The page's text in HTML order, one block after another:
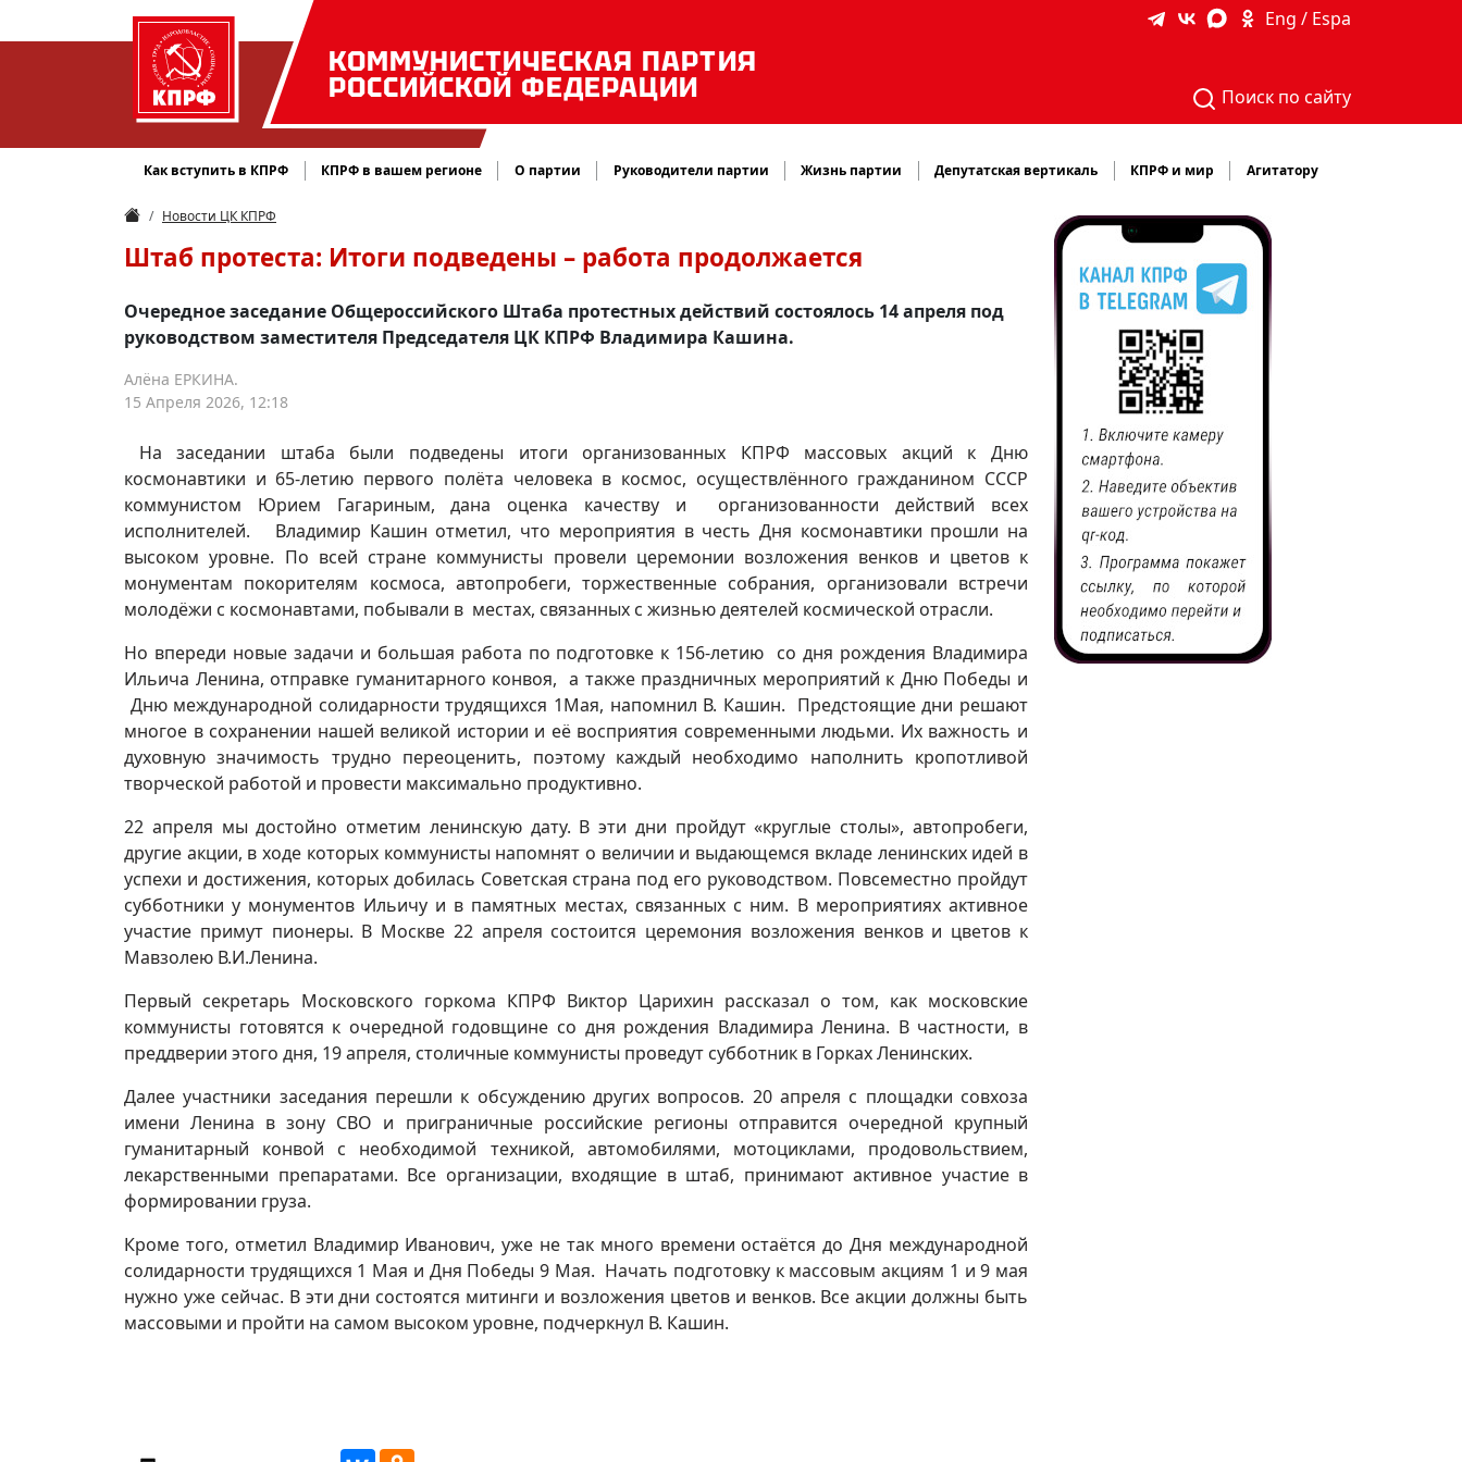
КОММУНИСТИЧЕСКАЯ ПАРТИЯ
РОССИЙСКОЙ ФЕДЕРАЦИИ
Eng / Espa
Поиск по сайту
Как вступить в КПРФ КПРФ в вашем регионе О партии Руководители партии Жизнь партии Депутатская вертикаль КПРФ и мир Агитатору
Новости ЦК КПРФ
Штаб протеста: Итоги подведены – работа продолжается
Очередное заседание Общероссийского Штаба протестных действий состоялось 14 апреля под
руководством заместителя Председателя ЦК КПРФ Владимира Кашина.
Алёна ЕРКИНА.
15 Апреля 2026, 12:18
На заседании штаба были подведены итоги организованных КПРФ массовых акций к Дню
космонавтики и 65-летию первого полёта человека в космос, осуществлённого гражданином СССР
коммунистом Юрием Гагариным, дана оценка качеству и организованности действий всех
исполнителей. Владимир Кашин отметил, что мероприятия в честь Дня космонавтики прошли на
высоком уровне. По всей стране коммунисты провели церемонии возложения венков и цветов к
монументам покорителям космоса, автопробеги, торжественные собрания, организовали встречи
молодёжи с космонавтами, побывали в местах, связанных с жизнью деятелей космической отрасли.
Но впереди новые задачи и большая работа по подготовке к 156-летию со дня рождения Владимира
Ильича Ленина, отправке гуманитарного конвоя, а также праздничных мероприятий к Дню Победы и
Дню международной солидарности трудящихся 1Мая, напомнил В. Кашин. Предстоящие дни решают
многое в сохранении нашей великой истории и её восприятия современными людьми. Их важность и
духовную значимость трудно переоценить, поэтому каждый необходимо наполнить кропотливой
творческой работой и провести максимально продуктивно.
22 апреля мы достойно отметим ленинскую дату. В эти дни пройдут «круглые столы», автопробеги,
другие акции, в ходе которых коммунисты напомнят о величии и выдающемся вкладе ленинских идей в
успехи и достижения, которых добилась Советская страна под его руководством. Повсеместно пройдут
субботники у монументов Ильичу и в памятных местах, связанных с ним. В мероприятиях активное
участие примут пионеры. В Москве 22 апреля состоится церемония возложения венков и цветов к
Мавзолею В.И.Ленина.
Первый секретарь Московского горкома КПРФ Виктор Царихин рассказал о том, как московские
коммунисты готовятся к очередной годовщине со дня рождения Владимира Ленина. В частности, в
преддверии этого дня, 19 апреля, столичные коммунисты проведут субботник в Горках Ленинских.
Далее участники заседания перешли к обсуждению других вопросов. 20 апреля с площадки совхоза
имени Ленина в зону СВО и приграничные российские регионы отправится очередной крупный
гуманитарный конвой с необходимой техникой, автомобилями, мотоциклами, продовольствием,
лекарственными препаратами. Все организации, входящие в штаб, принимают активное участие в
формировании груза.
Кроме того, отметил Владимир Иванович, уже не так много времени остаётся до Дня международной
солидарности трудящихся 1 Мая и Дня Победы 9 Мая. Начать подготовку к массовым акциям 1 и 9 мая
нужно уже сейчас. В эти дни состоятся митинги и возложения цветов и венков. Все акции должны быть
массовыми и пройти на самом высоком уровне, подчеркнул В. Кашин.